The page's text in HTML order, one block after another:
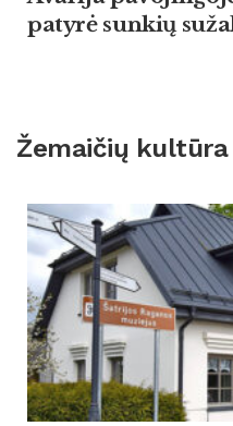
pa­tyrė sun­kių
Žemaičių kultūra